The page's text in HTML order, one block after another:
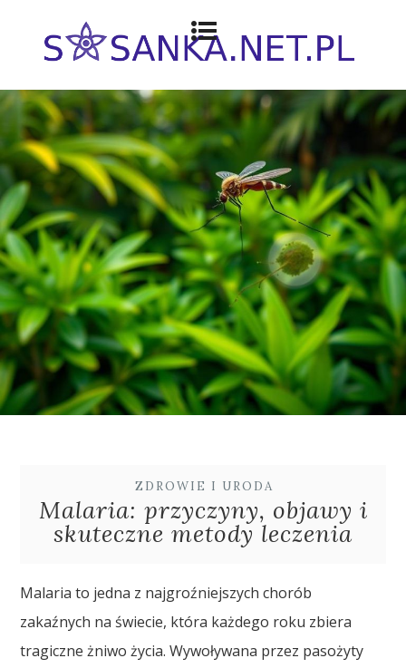
ZDROWIE I URODA
Malaria: przyczyny, objawy i
skuteczne metody leczenia
Malaria to jedna z najgroźniejszych chorób
zakaźnych na świecie, która każdego roku zbiera
tragiczne żniwo życia. Wywoływana przez pasożyty